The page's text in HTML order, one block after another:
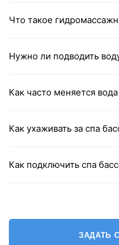
Система контроля
Цветная лампа и фонарь
Отделка: черный камень
2000 х 1500 х 2100 мм
1800 х 1500 х 2100 мм
Что такое
Нужно ли подводить
Как часто меняется
Как ухаживать за спа
Как подключить спа
ЗАДАТЬ